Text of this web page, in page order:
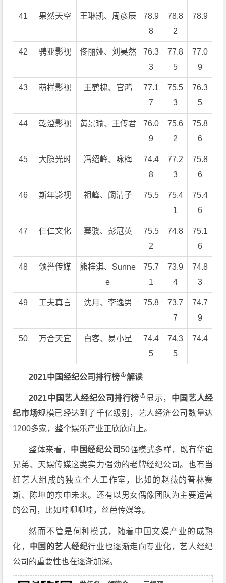
41 果然天空 王琳凯、周彦辰
78.9
8
78.8
2
78.9
42 骋亚影视 佟丽娅、刘昊然
76.3
3
77.8
5
77.0
9
43 萌样影视 王鹤棣、官鸿
77.1
7
75.5
3
76.3
5
44 乾澄影视 黄景瑜、王传君
76.0
9
75.6
2
75.8
6
45 大隐光时 冯绍峰、咏梅
74.4
8
77.2
3
75.8
6
46 斯年影视 祖峰、阚清子 75.5
75.4
1
75.4
6
47 仨仁文化 窦骁、彭冠英
75.5
2
74.8
75.1
6
48 领誉传媒
熊梓淇、Sunne
e
75.7
1
73.9
4
74.8
3
49 工夫真言 沈月、李逸男 75.8
73.7
7
74.7
9
50 万合天宜 白客、易小星
74.4
5
74.3
5
74.4
2021中国经纪公司排行榜 解读
2021中国艺人经纪公司排行榜 显示， 中国艺人经
纪市场规模已经达到了千亿级别，艺人经济公司数量达
1200多家，整个娱乐产业正欣欣向上。
整体来看， 中国经纪公司 50强模式多样，既有华谊
兄弟、天娱传媒这类实力强劲的老牌经纪公司。也有当
红艺人组成的独立个人工作室，比如的赵薇的普林赛
斯、陈坤的东申未来。还有以男女偶像团队为主要运营
的公司，比如哇唧唧哇，丝芭传媒等。
然而不管是何种模式，随着中国文娱产业的成熟
化， 中国的艺人经纪行业也逐渐走向专业化，艺人经纪
公司的重要性也在逐渐加深。